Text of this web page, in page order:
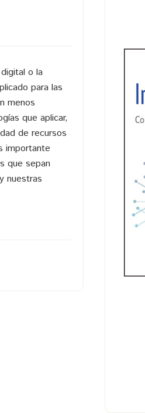
o la
para las
menos
que aplicar,
de recursos
importante
que sepan
nuestras